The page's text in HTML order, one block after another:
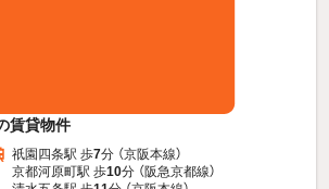
賃貸物件
祇園四条駅 歩7分 （京阪本線）
京都河原町駅 歩10分 （阪急京都線）